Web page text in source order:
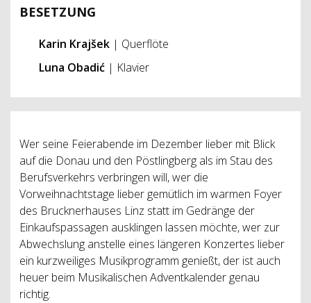
BESETZUNG
Karin Krajšek | Querflöte
Luna Obadić | Klavier
Wer seine Feierabende im Dezember lieber mit Blick
auf die Donau und den Pöstlingberg als im Stau des
Berufsverkehrs verbringen will, wer die
Vorweihnachtstage lieber gemütlich im warmen Foyer
des Brucknerhauses Linz statt im Gedränge der
Einkaufspassagen ausklingen lassen möchte, wer zur
Abwechslung anstelle eines längeren Konzertes lieber
ein kurzweiliges Musikprogramm genießt, der ist auch
heuer beim Musikalischen Adventkalender genau
richtig.